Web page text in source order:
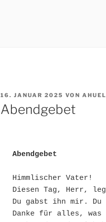
VERÖFFENTLICHT
AM
16. JANUAR 2025 VON
Abendgebet
Abendgebet
Himmlischer Vater!
Diesen Tag, Herr,
Du gabst ihn mir.
Danke für alles, was